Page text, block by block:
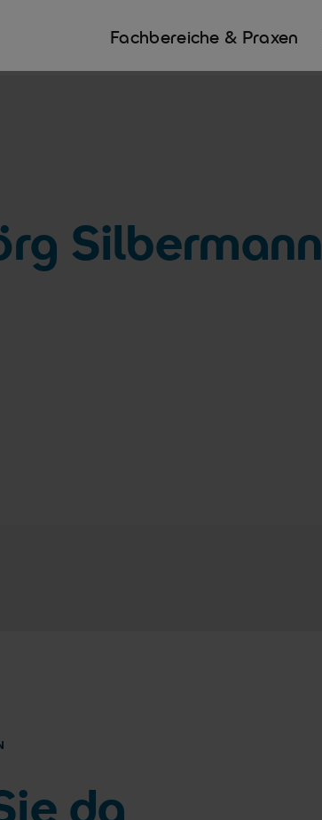
Fachbereiche & Praxen
Silbermann
da